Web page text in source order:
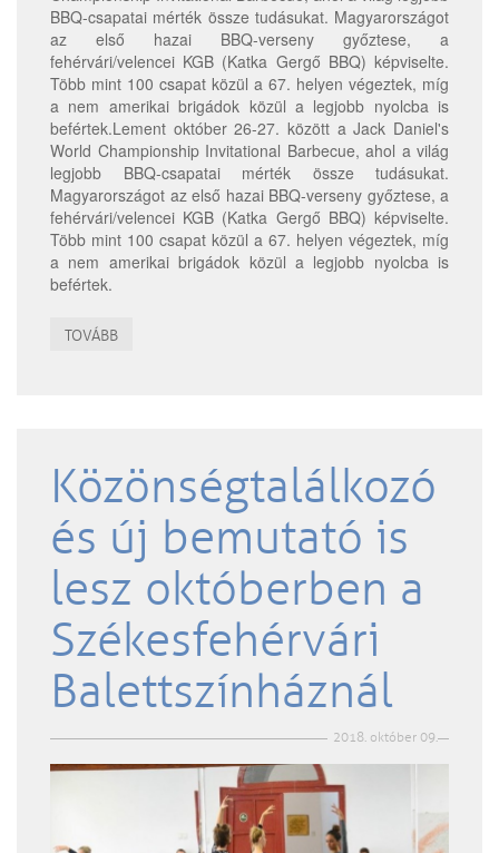
BBQ-csapatai mérték össze tudásukat. Magyarországot
az első hazai BBQ-verseny győztese, a
fehérvári/velencei KGB (Katka Gergő BBQ) képviselte.
Több mint 100 csapat közül a 67. helyen végeztek, míg
a nem amerikai brigádok közül a legjobb nyolcba is
befértek.Lement október 26-27. között a Jack Daniel's
World Championship Invitational Barbecue, ahol a világ
legjobb BBQ-csapatai mérték össze tudásukat.
Magyarországot az első hazai BBQ-verseny győztese, a
fehérvári/velencei KGB (Katka Gergő BBQ) képviselte.
Több mint 100 csapat közül a 67. helyen végeztek, míg
a nem amerikai brigádok közül a legjobb nyolcba is
befértek.
TOVÁBB
Közönségtalálkozó
és új bemutató is
lesz októberben a
Székesfehérvári
Balettszínháznál
2018. október 09.